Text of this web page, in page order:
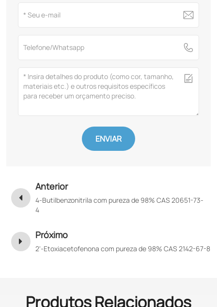
ENVIAR
Anterior
4-Butilbenzonitrila com pureza de 98% CAS 20651-73-
4
Próximo
2'-Etoxiacetofenona com pureza de 98% CAS 2142-67-8
Produtos Relacionados